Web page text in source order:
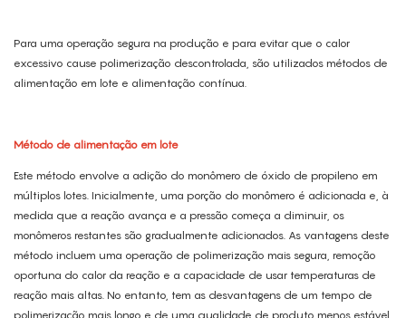
Para uma operação segura na produção e para evitar que o calor
excessivo cause polimerização descontrolada, são utilizados métodos de
alimentação em lote e alimentação contínua.
Método de alimentação em lote
Este método envolve a adição do monômero de óxido de propileno em
múltiplos lotes. Inicialmente, uma porção do monômero é adicionada e, à
medida que a reação avança e a pressão começa a diminuir, os
monômeros restantes são gradualmente adicionados. As vantagens deste
método incluem uma operação de polimerização mais segura, remoção
oportuna do calor da reação e a capacidade de usar temperaturas de
reação mais altas. No entanto, tem as desvantagens de um tempo de
polimerização mais longo e de uma qualidade de produto menos estável